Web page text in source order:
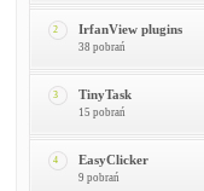
2 IrfanView plugins
38 pobrań
3 TinyTask
15 pobrań
4 EasyClicker
9 pobrań